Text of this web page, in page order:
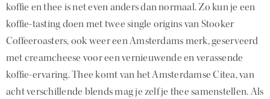
koffie en thee is net even anders dan normaal. Zo kun je een
koffie-tasting doen met twee single origins van Stooker
Coffeeroasters, ook weer een Amsterdams merk, geserveerd
met creamcheese voor een vernieuwende en verassende
koffie-ervaring. Thee komt van het Amsterdamse Citea, van
acht verschillende blends mag je zelf je thee samenstellen. Als